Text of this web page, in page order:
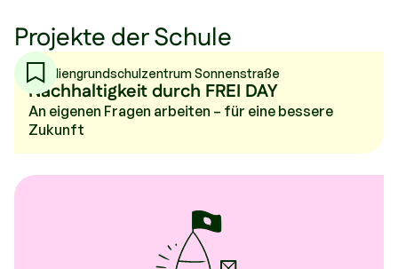
Projekte der Schule
Familiengrundschulzentrum Sonnenstraße
Nachhaltigkeit durch FREI DAY
An eigenen Fragen arbeiten – für eine bessere
Zukunft